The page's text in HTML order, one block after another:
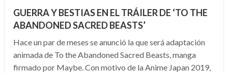
GUERRA Y BESTIAS EN EL TRÁILER DE ‘TO THE
ABANDONED SACRED BEASTS’
Hace un par de meses se anunció la que será adaptación
animada de To the Abandoned Sacred Beasts, manga
firmado por Maybe. Con motivo de la Anime Japan 2019,